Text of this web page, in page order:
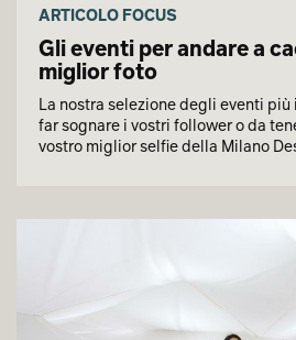
ARTICOLO FOCUS
Gli eventi per andare a
miglior foto
La nostra selezione degli eventi
far sognare i vostri follower o da
vostro miglior selfie della Milano